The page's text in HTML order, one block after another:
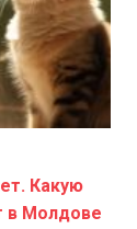
Какую
в Молдове